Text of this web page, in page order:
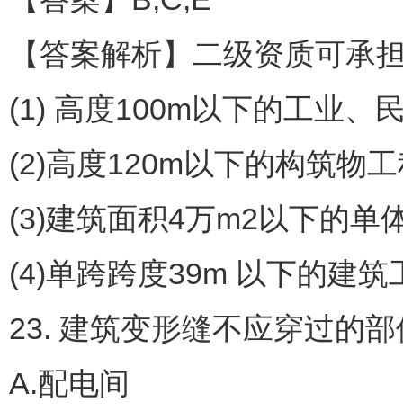
【答案解析】二级资质可承
(1) 高度100m以下的工业、
(2)高度120m以下的构筑物
(3)建筑面积4万m2以下的单
(4)单跨跨度39m 以下的建筑
23. 建筑变形缝不应穿过的
A.配电间